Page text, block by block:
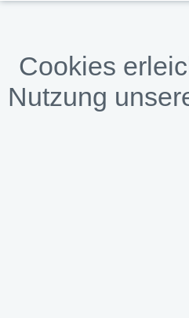
Cookies
Nutzung